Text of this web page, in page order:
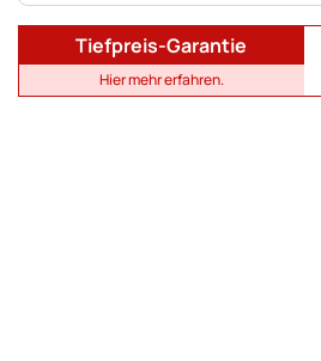
Tiefpreis-Garantie
Hier mehr erfahren.